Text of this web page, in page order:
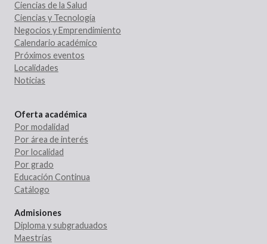
Ciencias de la Salud
Ciencias y Tecnología
Negocios y Emprendimiento
Calendario académico
Próximos eventos
Localidades
Noticias
Oferta académica
Por modalidad
Por área de interés
Por localidad
Por grado
Educación Continua
Catálogo
Admisiones
Diploma y subgraduados
Maestrías